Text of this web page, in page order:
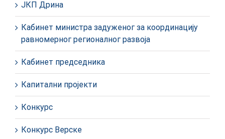
ЈКП Дрина
Кабинет министра задуженог за координацију
равномерног регионалног развоја
Кабинет председника
Капитални пројекти
Конкурс
Конкурс Верске